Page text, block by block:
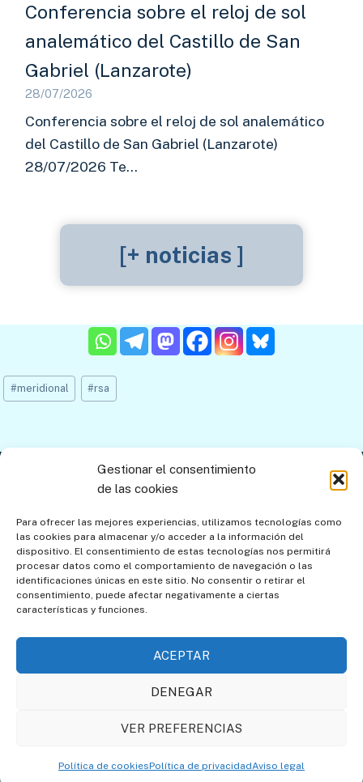
Gestionar el consentimiento
de las cookies
Para ofrecer las mejores experiencias, utilizamos tecnologías como
las cookies para almacenar y/o acceder a la información del
dispositivo. El consentimiento de estas tecnologías nos permitirá
procesar datos como el comportamiento de navegación o las
identificaciones únicas en este sitio. No consentir o retirar el
consentimiento, puede afectar negativamente a ciertas
características y funciones.
ACEPTAR
DENEGAR
VER PREFERENCIAS
Política de cookiesPolítica de privacidadAviso legal
Conferencia sobre el reloj de sol
analemático del Castillo de San
Gabriel (Lanzarote)
28/07/2026
Conferencia sobre el reloj de sol analemático
del Castillo de San Gabriel (Lanzarote)
28/07/2026 Te…
[+ noticias ]
Etiquetas
de
#meridional #rsa
Aviso legal
Política de cookies Mapa del sitio
Política de cookies (UE)
los Relojes de Sol
Societat Catalana de